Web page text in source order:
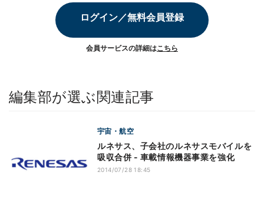
ログイン／無料会員登録
会員サービスの詳細はこちら
編集部が選ぶ関連記事
宇宙・航空
ルネサス、子会社のルネサスモバイルを
吸収合併 - 車載情報機器事業を強化
2014/07/28 18:45